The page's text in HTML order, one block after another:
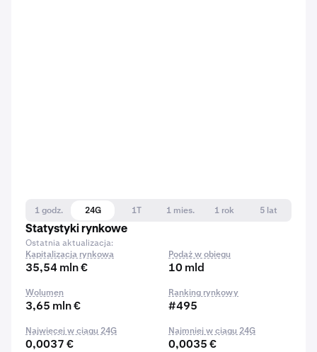
1 godz. 24G 1T 1 mies. 1 rok
5 lat
Statystyki rynkowe
Ostatnia aktualizacja:
Kapitalizacja rynkowa
35,54 mln €
Podaż w obiegu
10 mld
Wolumen
3,65 mln €
Ranking rynkowy
#495
Najwięcej w ciągu 24G
0,0037 €
Najmniej w ciągu 24G
0,0035 €